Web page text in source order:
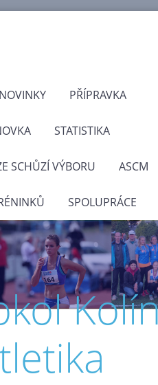
NOVINKY PŘÍPRAVKA
STATISTIKA
SCHŮZÍ VÝBORU ASCM
SPOLUPRÁCE